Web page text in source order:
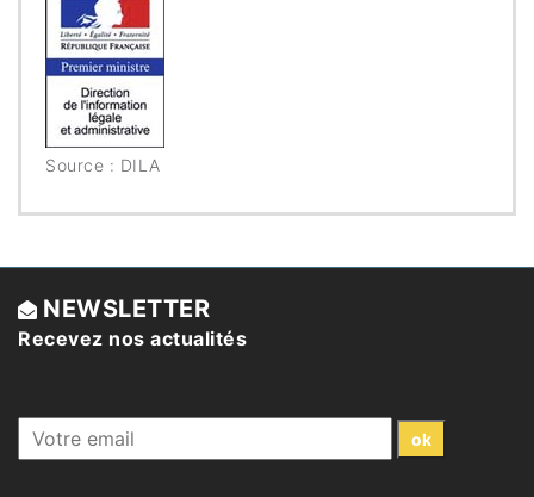
Source : DILA
NEWSLETTER
Recevez nos actualités